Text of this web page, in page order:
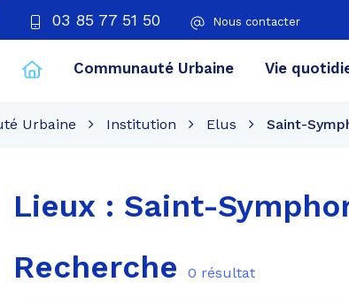
03 85 77 51 50 Nous contacter
Communauté Urbaine Vie
Urbaine Institution Elus Saint-
Lieux : Saint-
Recherche
0 résultat